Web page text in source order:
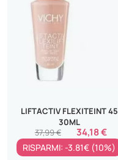
LIFTACTIV FLEXITEINT 45
30ML
34,18 €
37,99 €
RISPARMI: -3.81€ (10%)